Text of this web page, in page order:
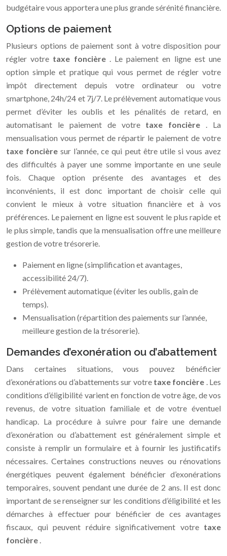
budgétaire vous apportera une plus grande sérénité financière.
Options de paiement
Plusieurs options de paiement sont à votre disposition pour
régler votre taxe foncière . Le paiement en ligne est une
option simple et pratique qui vous permet de régler votre
impôt directement depuis votre ordinateur ou votre
smartphone, 24h/24 et 7j/7. Le prélèvement automatique vous
permet d’éviter les oublis et les pénalités de retard, en
automatisant le paiement de votre taxe foncière . La
mensualisation vous permet de répartir le paiement de votre
taxe foncièresur l’année, ce qui peut être utile si vous avez
des difficultés à payer une somme importante en une seule
fois. Chaque option présente des avantages et des
inconvénients, il est donc important de choisir celle qui
convient le mieux à votre situation financière et à vos
préférences. Le paiement en ligne est souvent le plus rapide et
le plus simple, tandis que la mensualisation offre une meilleure
gestion de votre trésorerie.
Paiement en ligne (simplification et avantages,
accessibilité 24/7).
Prélèvement automatique (éviter les oublis, gain de
temps).
Mensualisation (répartition des paiements sur l’année,
meilleure gestion de la trésorerie).
Demandes d’exonération ou d’abattement
Dans certaines situations, vous pouvez bénéficier
d’exonérations ou d’abattements sur votre taxe foncière . Les
conditions d’éligibilité varient en fonction de votre âge, de vos
revenus, de votre situation familiale et de votre éventuel
handicap. La procédure à suivre pour faire une demande
d’exonération ou d’abattement est généralement simple et
consiste à remplir un formulaire et à fournir les justificatifs
nécessaires. Certaines constructions neuves ou rénovations
énergétiques peuvent également bénéficier d’exonérations
temporaires, souvent pendant une durée de 2 ans. Il est donc
important de se renseigner sur les conditions d’éligibilité et les
démarches à effectuer pour bénéficier de ces avantages
fiscaux, qui peuvent réduire significativement votre taxe
foncière .